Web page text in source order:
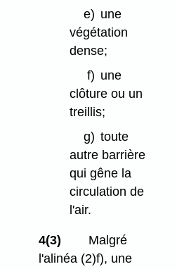
e) une
végétation
dense;
f) une
clôture ou un
treillis;
g) toute
autre barrière
qui gêne la
circulation de
l'air.
4(3)
Malgré
l'alinéa (2)f), une